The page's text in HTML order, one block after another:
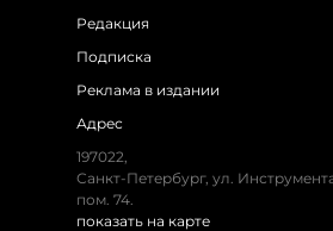
Редакция
Подписка
Реклама в издании
Адрес
197022,
Санкт-Петербург, ул.
пом. 74.
показать на карте